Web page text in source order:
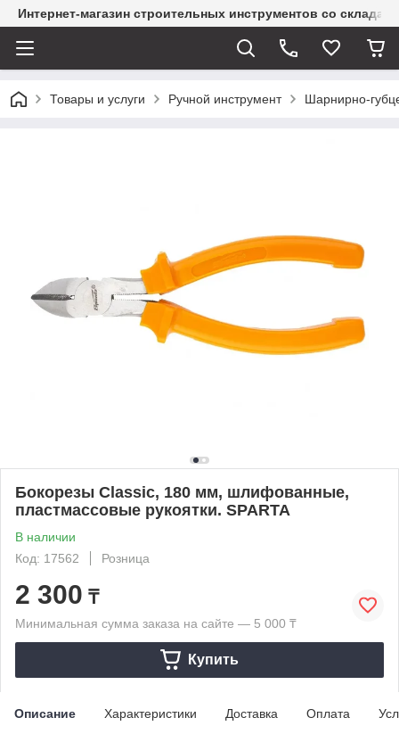
Интернет-магазин строительных инструментов со склада
Товары и услуги Ручной инструмент Шарнирно-
Бокорезы Classic, 180 мм, шлифованные,
пластмассовые рукоятки. SPARTA
В наличии
Код: 17562
Розница
2 300 ₸
Минимальная сумма заказа на сайте — 5 000 ₸
Купить
Описание Характеристики Доставка Оплата